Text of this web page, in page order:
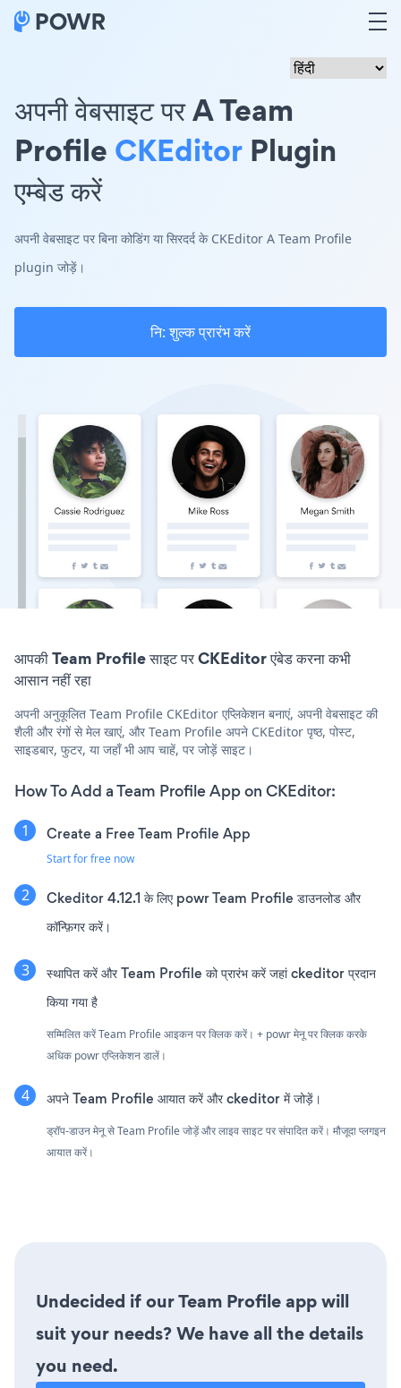
अपनी वेबसाइट पर A Team
Profile CKEditor Plugin
एम्बेड करें
अपनी वेबसाइट पर बिना कोडिंग या सिरदर्द के CKEditor A Team Profile
plugin जोड़ें।
नि: शुल्क प्रारंभ करें
आपकी Team Profile साइट पर CKEditor एंबेड करना कभी
आसान नहीं रहा
अपनी अनुकूलित Team Profile CKEditor एप्लिकेशन बनाएं, अपनी वेबसाइट की
शैली और रंगों से मेल खाएं, और Team Profile अपने CKEditor पृष्ठ, पोस्ट,
साइडबार, फुटर, या जहाँ भी आप चाहें, पर जोड़ें साइट।
How To Add a Team Profile App on CKEditor:
Create a Free Team Profile App
Start for free now
Ckeditor 4.12.1 के लिए powr Team Profile डाउनलोड और
कॉन्फ़िगर करें।
स्थापित करें और Team Profile को प्रारंभ करें जहां ckeditor प्रदान
किया गया है
सम्मिलित करें Team Profile आइकन पर क्लिक करें। + powr मेनू पर क्लिक करके
अधिक powr एप्लिकेशन डालें।
अपने Team Profile आयात करें और ckeditor में जोड़ें।
ड्रॉप-डाउन मेनू से Team Profile जोड़ें और लाइव साइट पर संपादित करें। मौजूदा प्लगइन
आयात करें।
Undecided if our Team Profile app will
suit your needs? We have all the details
you need.